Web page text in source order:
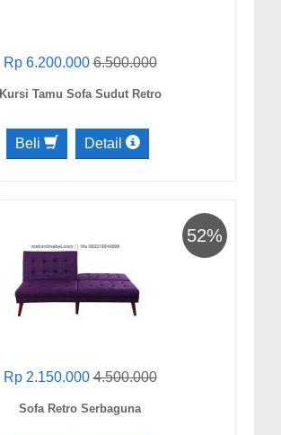
Rp 6.200.0006.500.000
Kursi Tamu Sofa Sudut Retro
Beli Detail
52%
Rp 2.150.0004.500.000
Sofa Retro Serbaguna